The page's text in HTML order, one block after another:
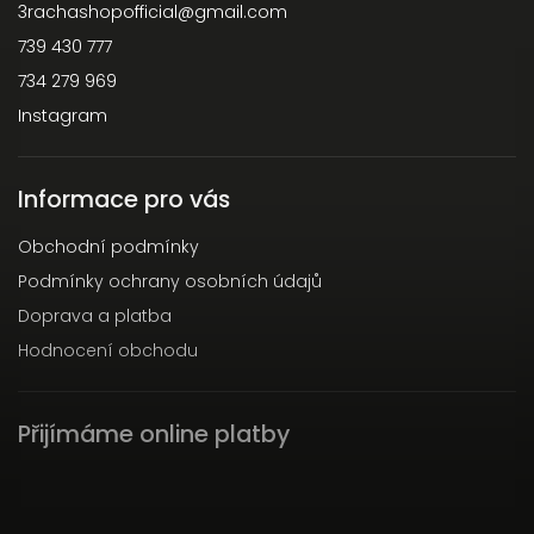
3rachashopofficial@gmail.com
739 430 777
734 279 969
Instagram
Informace pro vás
Obchodní podmínky
Podmínky ochrany osobních údajů
Doprava a platba
Hodnocení obchodu
Přijímáme online platby